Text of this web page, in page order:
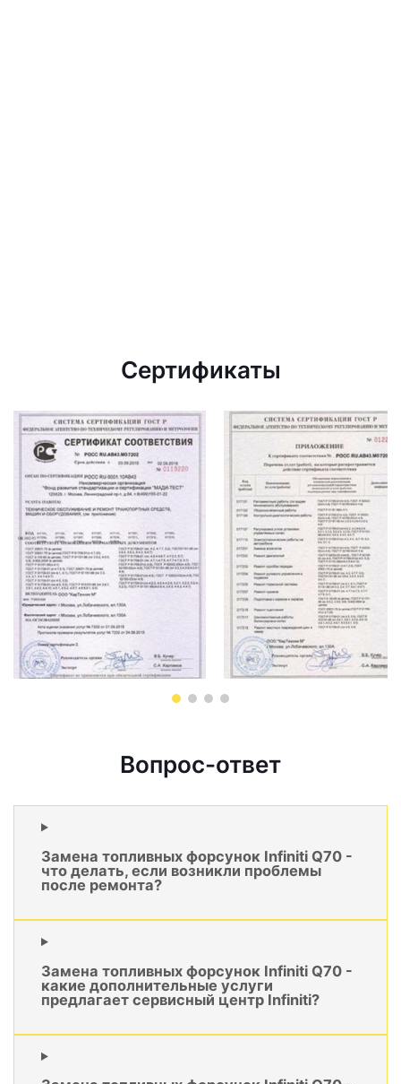
Сертификаты
Вопрос-ответ
Замена топливных форсунок Infiniti Q70 -
что делать, если возникли проблемы
после ремонта?
Замена топливных форсунок Infiniti Q70 -
какие дополнительные услуги
предлагает сервисный центр Infiniti?